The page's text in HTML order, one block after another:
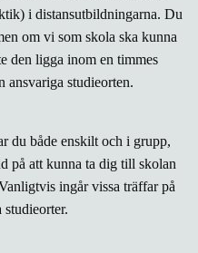
i distansutbildningarna. Du
om vi som skola ska kunna
den ligga inom en timmes
ansvariga studieorten.
du både enskilt och i grupp,
på att kunna ta dig till skolan
ingår vissa träffar på
studieorter.